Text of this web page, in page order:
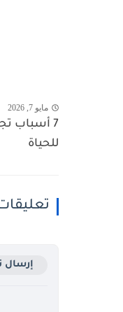
مايو 7, 2026
7 أسباب
للحياة
إرسال